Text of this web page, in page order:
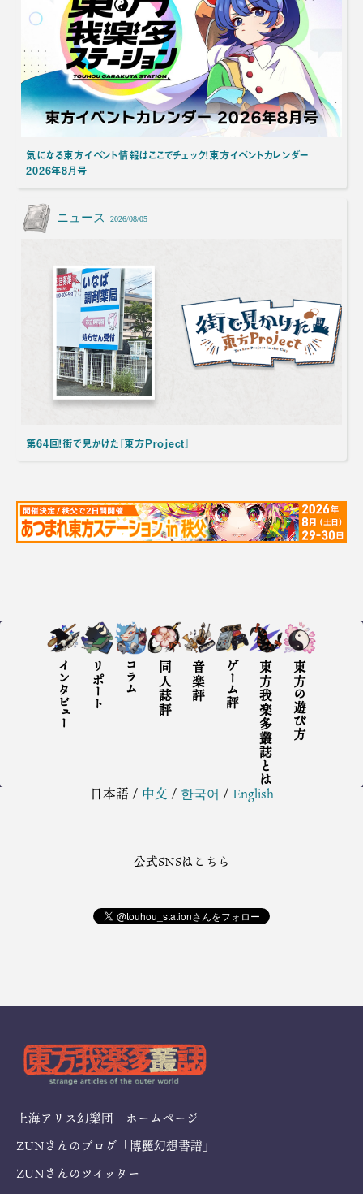
気になる東方イベント情報はここでチェック！東方イベントカレンダー
2026年8月号
ニュース 2026/08/05
第64回！街で見かけた『東方Project』
インタビュー リポート コラム 同人誌評 音楽評 ゲーム評 東方我楽多叢誌とは 東方の遊び方
日本語/ 中文 / 한국어 / English
公式SNSはこちら
上海アリス幻樂団 ホームページ
ZUNさんのブログ「博麗幻想書譜」
ZUNさんのツイッター